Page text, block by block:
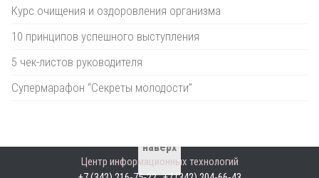
Курс очищения и оздоровления организма
10 принципов успешного выступления
5 чек-листов руководителя
Супермарафон “Секреты молодости”
наверх
Центр информационных технологий